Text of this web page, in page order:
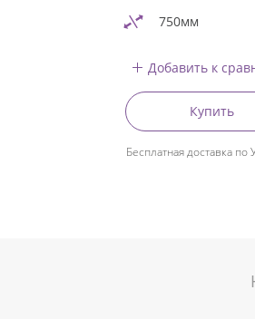
750мм
Добавить к
Купить
Бесплатная доставка по